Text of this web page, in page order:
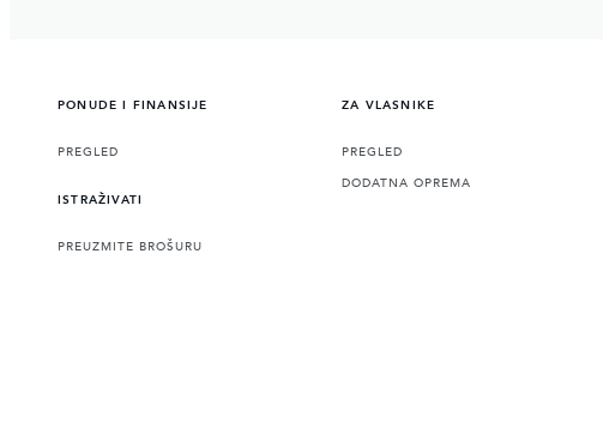
PONUDE I FINANSIJE
PREGLED
ISTRAŽIVATI
PREUZMITE BROŠURU
ZA VLASNIKE
PREGLED
DODATNA OPREMA